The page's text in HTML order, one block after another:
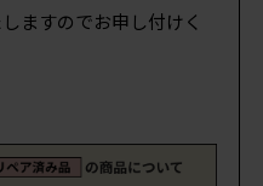
ますのでお申し付けく